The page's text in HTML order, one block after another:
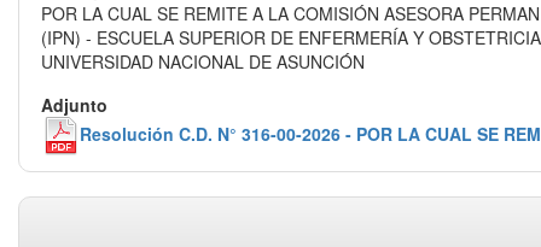
POR LA CUAL SE REMITE A LA COMISIÓN ASESORA
(IPN) - ESCUELA SUPERIOR DE ENFERMERÍA Y
UNIVERSIDAD NACIONAL DE ASUNCIÓN
Resolución C.D. N° 316-00-2026 - POR LA CUAL SE